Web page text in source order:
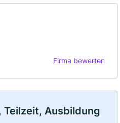
Firma bewerten
Teilzeit, Ausbildung